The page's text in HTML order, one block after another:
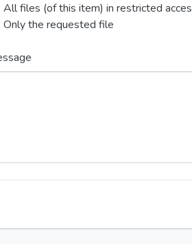
All files (of this item) in restricted
Only the requested file